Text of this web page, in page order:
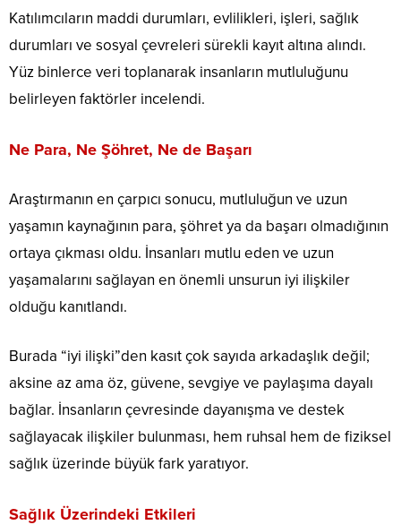
Katılımcıların maddi durumları, evlilikleri, işleri, sağlık
durumları ve sosyal çevreleri sürekli kayıt altına alındı.
Yüz binlerce veri toplanarak insanların mutluluğunu
belirleyen faktörler incelendi.
Ne Para, Ne Şöhret, Ne de Başarı
Araştırmanın en çarpıcı sonucu, mutluluğun ve uzun
yaşamın kaynağının para, şöhret ya da başarı olmadığının
ortaya çıkması oldu. İnsanları mutlu eden ve uzun
yaşamalarını sağlayan en önemli unsurun iyi ilişkiler
olduğu kanıtlandı.
Burada “iyi ilişki”den kasıt çok sayıda arkadaşlık değil;
aksine az ama öz, güvene, sevgiye ve paylaşıma dayalı
bağlar. İnsanların çevresinde dayanışma ve destek
sağlayacak ilişkiler bulunması, hem ruhsal hem de fiziksel
sağlık üzerinde büyük fark yaratıyor.
Sağlık Üzerindeki Etkileri